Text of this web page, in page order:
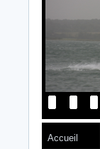
Accueil